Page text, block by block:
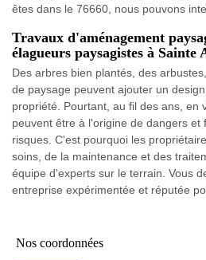
êtes dans le 76660, nous pouvons
Travaux d'aménagement
élagueurs paysagistes à
Des arbres bien plantés, des
de paysage peuvent ajouter un
propriété. Pourtant, au fil des ans, en
peuvent être à l'origine de dangers et
risques. C'est pourquoi les
soins, de la maintenance et des
équipe d'experts sur le terrain. Vous
entreprise expérimentée et réputée
Nos coordonnées